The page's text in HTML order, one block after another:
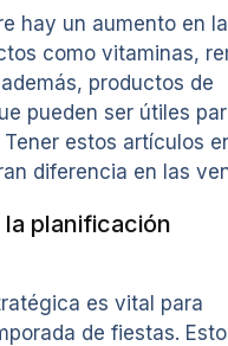
hay un aumento en la
como vitaminas,
productos de
pueden ser útiles
estos artículos
diferencia en las
planificación
es vital para
de fiestas. Esto